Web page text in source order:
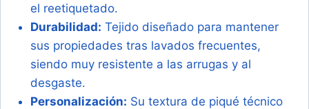
el reetiquetado.
Durabilidad: Tejido diseñado para mantener
sus propiedades tras lavados frecuentes,
siendo muy resistente a las arrugas y al
desgaste.
Personalización: Su textura de piqué técnico